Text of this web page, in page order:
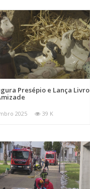
Presépio e Lança Livro
2025 39 K